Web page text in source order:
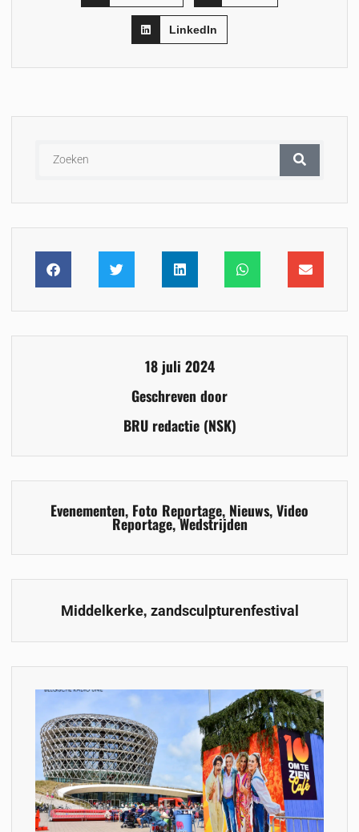
LinkedIn
18 juli 2024
Geschreven door
BRU redactie (NSK)
Evenementen, Foto Reportage, Nieuws,Video
Reportage,Wedstrijden
Middelkerke, zandsculpturenfestival